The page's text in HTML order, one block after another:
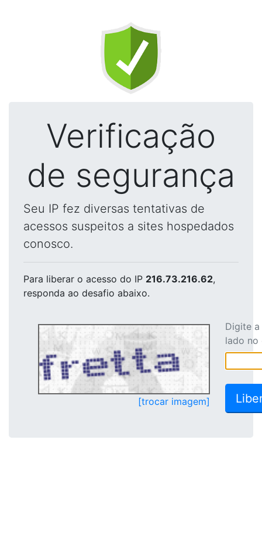
Verificação
de segurança
Seu IP fez diversas tentativas de
acessos suspeitos a sites hospedados
conosco.
Para liberar o acesso do IP 216.73.216.62,
responda ao desafio abaixo.
[trocar imagem]
Digite
lado no